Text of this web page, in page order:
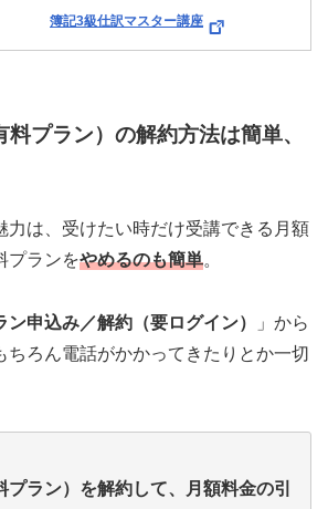
簿記3級仕訳マスター講座
料プラン）の解約方法は簡単、
力は、受けたい時だけ受講できる月額
プランをやめるのも簡単。
ン申込み／解約（要ログイン）
」から
ちろん電話がかかってきたりとか一切
プラン）を解約して、月額料金の引